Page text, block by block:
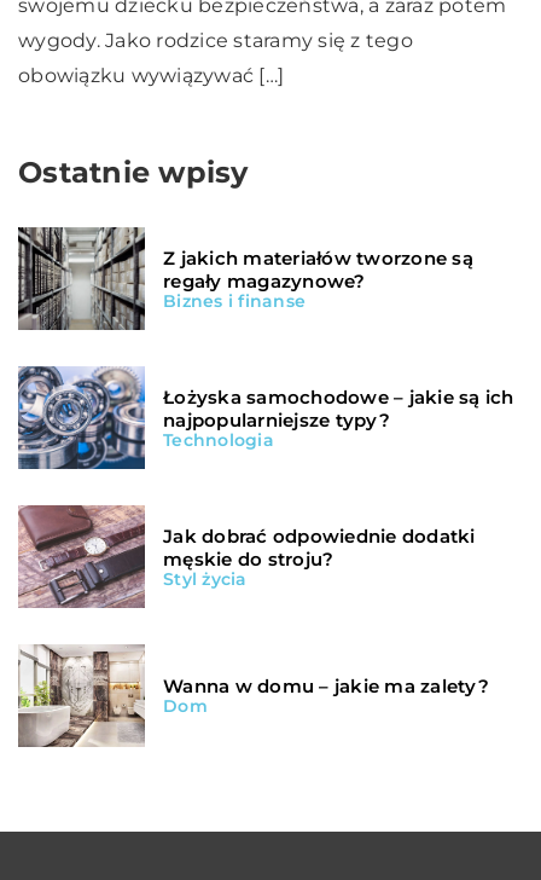
swojemu dziecku bezpieczeństwa, a zaraz potem
wygody. Jako rodzice staramy się z tego
obowiązku wywiązywać […]
Ostatnie wpisy
Z jakich materiałów tworzone są
regały magazynowe?
Biznes i finanse
Łożyska samochodowe – jakie są ich
najpopularniejsze typy?
Technologia
Jak dobrać odpowiednie dodatki
męskie do stroju?
Styl życia
Wanna w domu – jakie ma zalety?
Dom